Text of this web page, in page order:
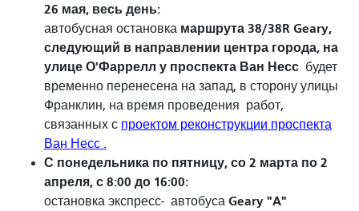
26 мая, весь день:
автобусная остановка маршрута 38/38R Geary,
следующий в направлении центра города, на
улице О'Фаррелл у проспекта Ван Несс будет
временно перенесена на запад, в сторону улицы
Франклин, на время проведения работ,
связанных с проектом реконструкции проспекта
Ван Несс .
С понедельника по пятницу, со 2 марта по 2
апреля, с 8:00 до 16:00:
остановка экспресс- автобуса Geary "A"